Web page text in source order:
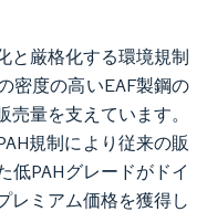
と厳格化する環境規制
密度の高いEAF製鋼の
量を支えています。
規制により従来の販
低PAHグレードがドイ
レミアム価格を獲得し